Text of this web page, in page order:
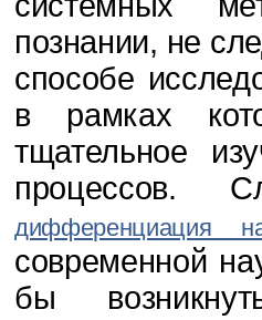
познании, не
способе
в рамках
тщательное
процессов.
дифференциация
современной
бы